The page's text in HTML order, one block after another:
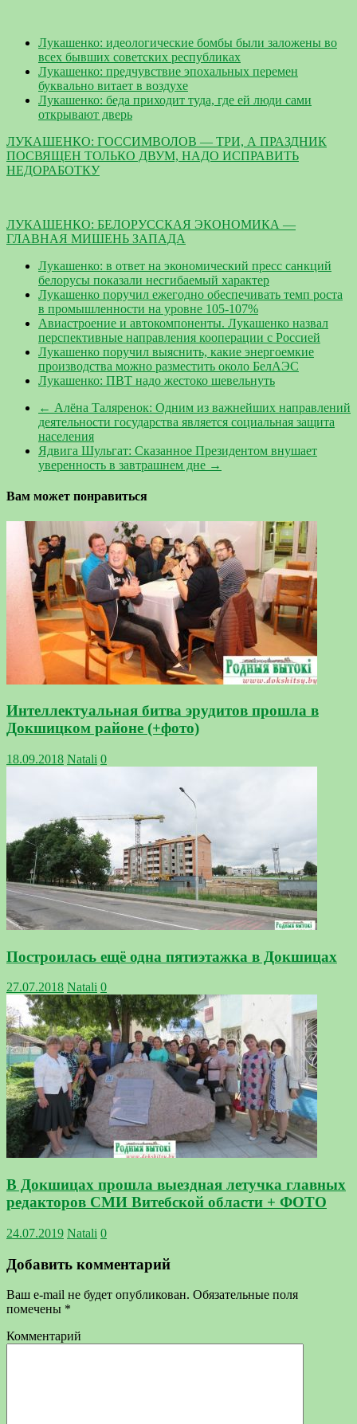
Лукашенко: идеологические бомбы были заложены во
всех бывших советских республиках
Лукашенко: предчувствие эпохальных перемен
буквально витает в воздухе
Лукашенко: беда приходит туда, где ей люди сами
открывают дверь
ЛУКАШЕНКО: ГОССИМВОЛОВ — ТРИ, А ПРАЗДНИК
ПОСВЯЩЕН ТОЛЬКО ДВУМ, НАДО ИСПРАВИТЬ
НЕДОРАБОТКУ
ЛУКАШЕНКО: БЕЛОРУССКАЯ ЭКОНОМИКА —
ГЛАВНАЯ МИШЕНЬ ЗАПАДА
Лукашенко: в ответ на экономический пресс санкций
белорусы показали несгибаемый характер
Лукашенко поручил ежегодно обеспечивать темп роста
в промышленности на уровне 105-107%
Авиастроение и автокомпоненты. Лукашенко назвал
перспективные направления кооперации с Россией
Лукашенко поручил выяснить, какие энергоемкие
производства можно разместить около БелАЭС
Лукашенко: ПВТ надо жестоко шевельнуть
← Алёна Таляренок: Одним из важнейших направлений
деятельности государства является социальная защита
населения
Ядвига Шульгат: Сказанное Президентом внушает
уверенность в завтрашнем дне →
Вам может понравиться
Интеллектуальная битва эрудитов прошла в
Докшицком районе (+фото)
18.09.2018 Natali 0
Построилась ещё одна пятиэтажка в Докшицах
27.07.2018 Natali 0
В Докшицах прошла выездная летучка главных
редакторов СМИ Витебской области + ФОТО
24.07.2019 Natali 0
Добавить комментарий
Ваш e-mail не будет опубликован. Обязательные поля
помечены *
Комментарий